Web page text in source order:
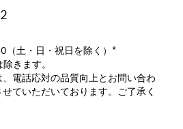
土・日・祝日を除く）*
きます。
電話応対の品質向上とお問い合わ
ていただいております。ご了承く